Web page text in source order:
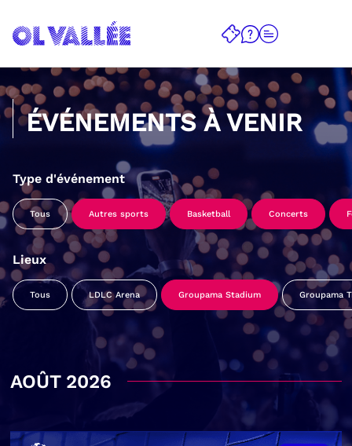
ÉVÉNEMENTS À VENIR
Type d'événement
Tous Autres sports Basketball Concerts
Lieux
Tous LDLC Arena Groupama Stadium Groupama
AOÛT 2026